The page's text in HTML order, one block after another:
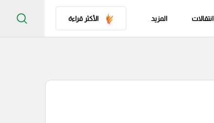
انتقالات المزيد الأكثر قراءة